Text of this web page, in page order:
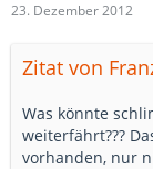
23. Dezember 2012
Zitat von
Was könnte
weiterfährt???
vorhanden, nur